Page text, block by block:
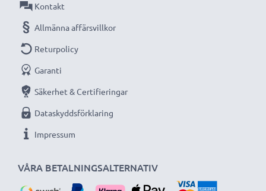
VÅRA BETALNINGSALTERNATIV
Kontakt
Allmänna affärsvillkor
Returpolicy
Garanti
Säkerhet & Certifieringar
Dataskyddsförklaring
Impressum